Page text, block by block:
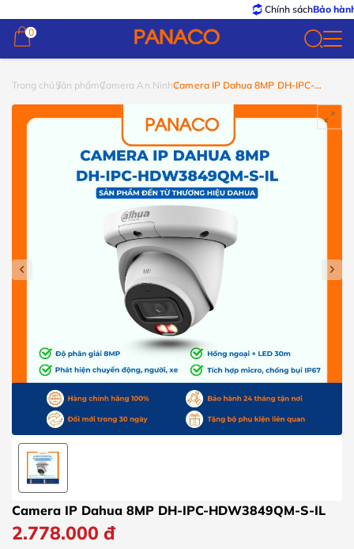
Chính sáchBảo hành – Đổi
0
0
Trang chủ Sản phẩmCamera An NinhCamera IP Dahua 8MP DH-IPC-
Camera IP Dahua 8MP DH-IPC-HDW3849QM-S-IL
2.778.000 đ